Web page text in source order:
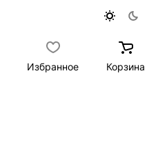
Избранное Корзина